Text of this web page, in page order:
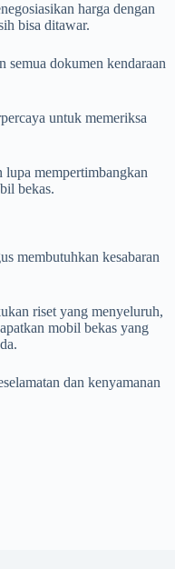
harga dengan
bisa ditawar.
semua dokumen kendaraan
untuk memeriksa
lupa mempertimbangkan
bekas.
membutuhkan kesabaran
riset yang menyeluruh,
mobil bekas yang
dan kenyamanan